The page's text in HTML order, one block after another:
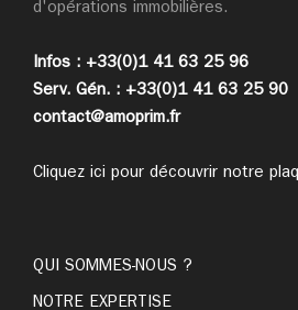
d'opérations immobilières.
Infos : +33(0)1 41 63 25 96
Serv. Gén. : +33(0)1 41 63 25 90
contact@amoprim.fr
Cliquez ici pour découvrir notre
QUI SOMMES-NOUS ?
NOTRE EXPERTISE